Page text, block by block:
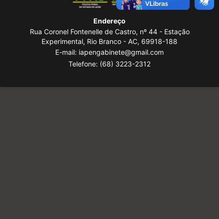
Endereço
Rua Coronel Fontenelle de Castro, nº 44 - Estação
Experimental, Rio Branco - AC, 69918-188
E-mail: iapengabinete@gmail.com
Telefone: (68) 3223-2312